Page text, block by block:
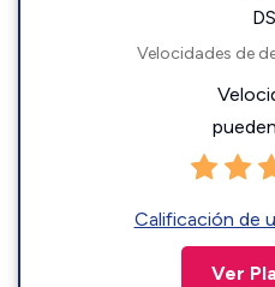
Velocidades de
Calificación de
Ver